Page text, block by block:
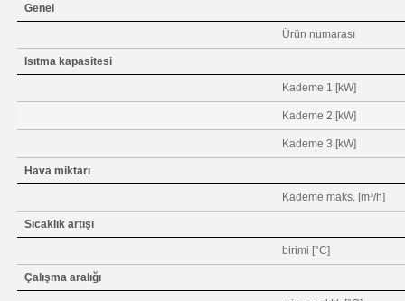
Genel
Ürün numarası
Isıtma kapasitesi
Kademe 1 [kW]
Kademe 2 [kW]
Kademe 3 [kW]
Hava miktarı
Kademe maks. [m³/h]
Sıcaklık artışı
birimi [°C]
Çalışma aralığı